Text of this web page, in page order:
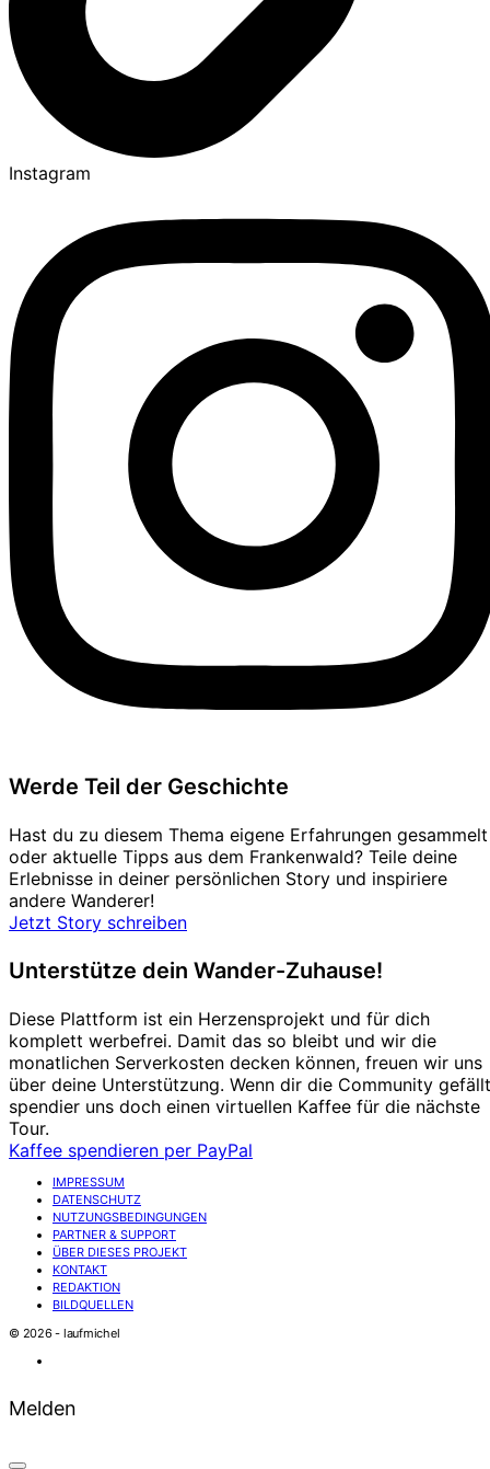
Instagram
Werde Teil der Geschichte
Hast du zu diesem Thema eigene Erfahrungen gesammelt
oder aktuelle Tipps aus dem Frankenwald? Teile deine
Erlebnisse in deiner persönlichen Story und inspiriere
andere Wanderer!
Jetzt Story schreiben
Unterstütze dein Wander-Zuhause!
Diese Plattform ist ein Herzensprojekt und für dich
komplett werbefrei. Damit das so bleibt und wir die
monatlichen Serverkosten decken können, freuen wir uns
über deine Unterstützung. Wenn dir die Community
spendier uns doch einen virtuellen Kaffee für die nächste
Tour.
Kaffee spendieren per PayPal
IMPRESSUM
DATENSCHUTZ
NUTZUNGSBEDINGUNGEN
PARTNER & SUPPORT
ÜBER DIESES PROJEKT
KONTAKT
REDAKTION
BILDQUELLEN
© 2026 - laufmichel
Melden